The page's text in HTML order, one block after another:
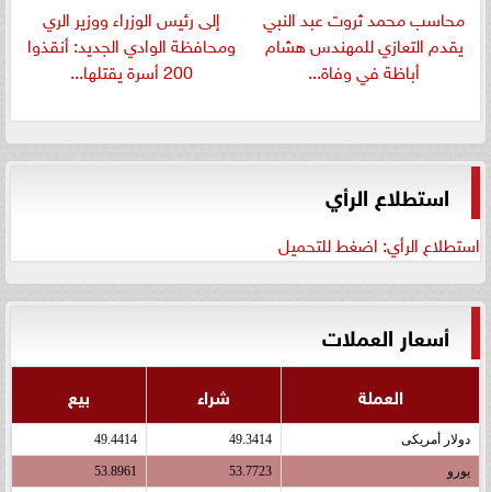
​محاسب محمد ثروت عبد النبي
يقدم التعازي للمهندس هشام
أباظة في وفاة...
إلى رئيس الوزراء ووزير الري
ومحافظة الوادي الجديد: أنقذوا
200 أسرة يقتلها...
استطلاع الرأي
استطلاع الرأي: اضغط للتحميل
أسعار العملات
العملة شراء بيع
دولار أمريكى 49.3414
49.4414
يورو 53.7723
53.8961